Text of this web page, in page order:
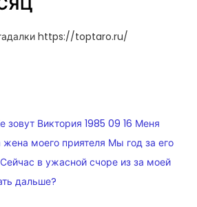
https://toptaro.ru/